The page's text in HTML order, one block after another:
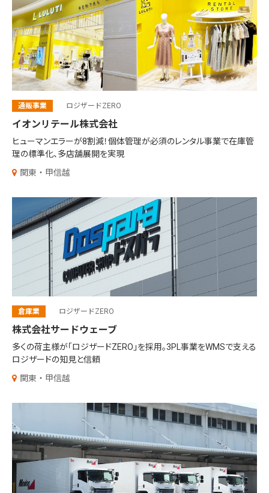
通販事業 ロジザードZERO
イオンリテール株式会社
ヒューマンエラーが8割減！個体管理が必須のレンタル事業で在庫管
理の標準化、多店舗展開を実現
関東・甲信越
倉庫業 ロジザードZERO
株式会社サードウェーブ
多くの荷主様が「ロジザードZERO」を採用。3PL事業をWMSで支える
ロジザードの知見と信頼
関東・甲信越